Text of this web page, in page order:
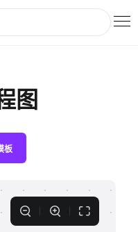
图
板